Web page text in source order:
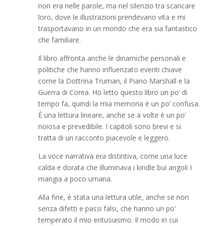
non era nelle parole, ma nel silenzio tra scaricare
loro, dove le illustrazioni prendevano vita e mi
trasportavano in un mondo che era sia fantastico
che familiare.
Il libro affronta anche le dinamiche personali e
politiche che hanno influenzato eventi chiave
come la Dottrina Truman, il Piano Marshall e la
Guerra di Corea. Ho letto questo libro un po’ di
tempo fa, quindi la mia memoria è un po’ confusa.
È una lettura lineare, anche se a volte è un po’
noiosa e prevedibile. I capitoli sono brevi e si
tratta di un racconto piacevole e leggero.
La voce narrativa era distintiva, come una luce
calda e dorata che illuminava i kindle bui angoli I
mangia a poco umana.
Alla fine, è stata una lettura utile, anche se non
senza difetti e passi falsi, che hanno un po’
temperato il mio entusiasmo. Il modo in cui